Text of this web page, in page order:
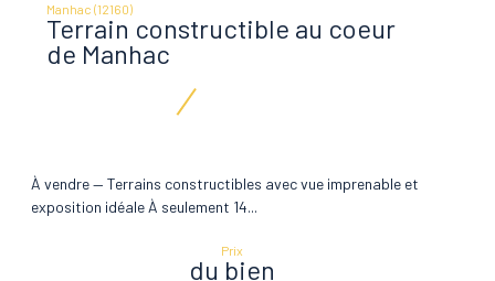
Manhac (12160)
Terrain constructible au coeur
de Manhac
À vendre — Terrains constructibles avec vue imprenable et
exposition idéale À seulement 14...
Prix
du bien